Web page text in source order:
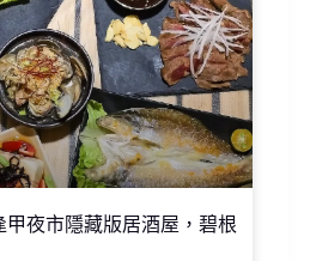
夜市隱藏版居酒屋，碧根